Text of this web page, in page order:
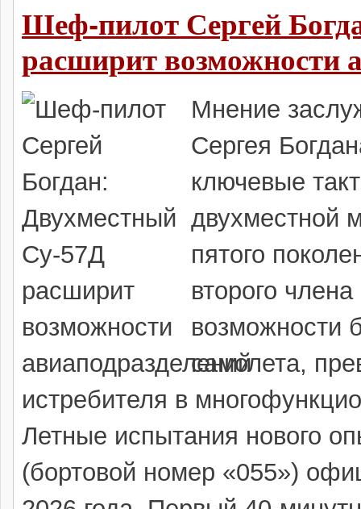
Шеф-пилот Сергей
расширит возможности
Мнение
Сергея
ключевые
двухместной
пятого
второго
возможности
самолета,
истребителя в
Летные испытания нового
(бортовой номер «055»)